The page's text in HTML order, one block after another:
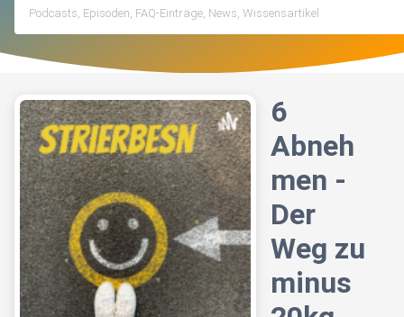
6
Abneh
men -
Der
Weg zu
minus